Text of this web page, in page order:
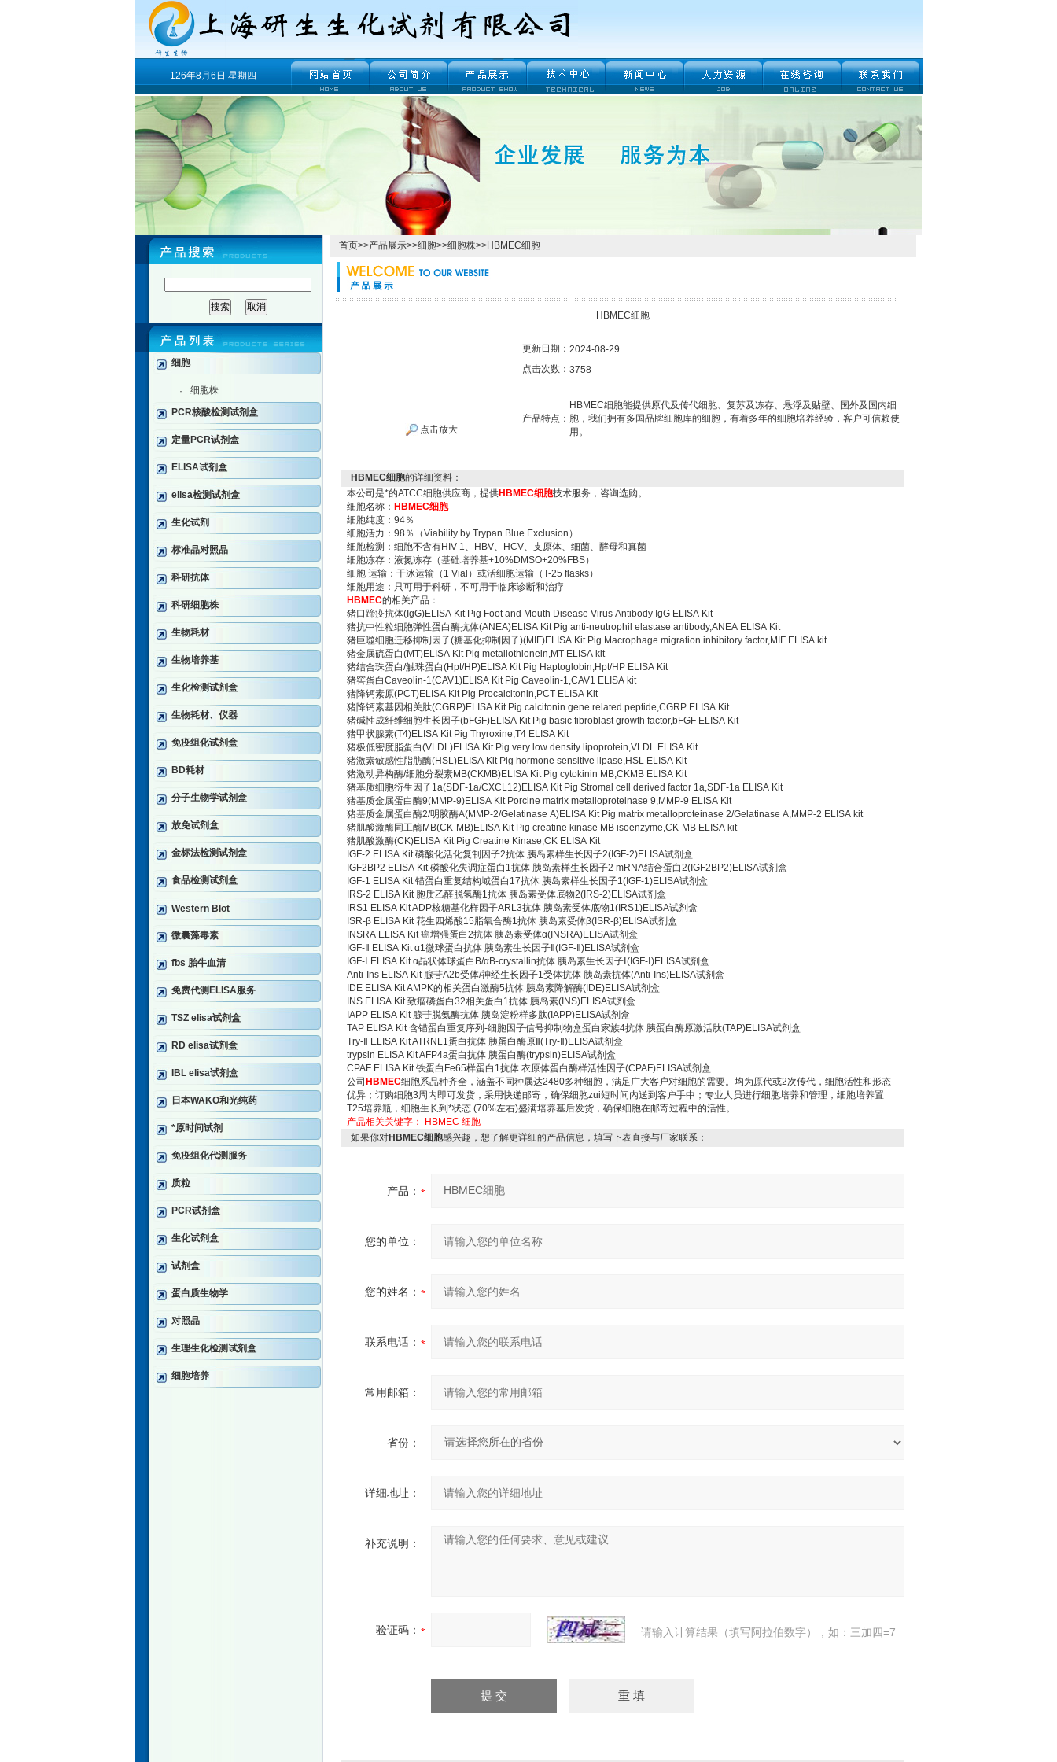
126年8月6日 星期四
细胞
·
细胞株
PCR核酸检测试剂盒
定量PCR试剂盒
ELISA试剂盒
elisa检测试剂盒
生化试剂
标准品对照品
科研抗体
科研细胞株
生物耗材
生物培养基
生化检测试剂盒
生物耗材、仪器
免疫组化试剂盒
BD耗材
分子生物学试剂盒
放免试剂盒
金标法检测试剂盒
食品检测试剂盒
Western Blot
微囊藻毒素
fbs 胎牛血清
免费代测ELISA服务
TSZ elisa试剂盒
RD elisa试剂盒
IBL elisa试剂盒
日本WAKO和光纯药
*原时间试剂
免疫组化代测服务
质粒
PCR试剂盒
生化试剂盒
试剂盒
蛋白质生物学
对照品
生理生化检测试剂盒
细胞培养
首页>>产品展示>>细胞>>细胞株>>HBMEC细胞
HBMEC细胞
点击放大
更新日期： 2024-08-29
点击次数： 3758
产品特点：
HBMEC细胞能提供原代及传代细胞、复苏及冻存、悬浮及贴壁、国外及国内细
胞，我们拥有多国品牌细胞库的细胞，有着多年的细胞培养经验，客户可信赖使
用。
HBMEC细胞的详细资料：
本公司是*的ATCC细胞供应商，提供HBMEC细胞技术服务，咨询选购。
细胞名称： HBMEC细胞
细胞纯度：94％
细胞活力：98％（Viability by Trypan Blue Exclusion）
细胞检测：细胞不含有HIV-1、HBV、HCV、支原体、细菌、酵母和真菌
细胞冻存：液氮冻存（基础培养基+10%DMSO+20%FBS）
细胞 运输：干冰运输（1 Vial）或活细胞运输（T-25 flasks）
细胞用途：只可用于科研，不可用于临床诊断和治疗
HBMEC的相关产品：
猪口蹄疫抗体(IgG)ELISA Kit Pig Foot and Mouth Disease Virus Antibody IgG ELISA Kit
猪抗中性粒细胞弹性蛋白酶抗体(ANEA)ELISA Kit Pig anti-neutrophil elastase antibody,ANEA ELISA Kit
猪巨噬细胞迁移抑制因子(糖基化抑制因子)(MIF)ELISA Kit Pig Macrophage migration inhibitory factor,MIF ELISA kit
猪金属硫蛋白(MT)ELISA Kit Pig metallothionein,MT ELISA kit
猪结合珠蛋白/触珠蛋白(Hpt/HP)ELISA Kit Pig Haptoglobin,Hpt/HP ELISA Kit
猪窖蛋白Caveolin-1(CAV1)ELISA Kit Pig Caveolin-1,CAV1 ELISA kit
猪降钙素原(PCT)ELISA Kit Pig Procalcitonin,PCT ELISA Kit
猪降钙素基因相关肽(CGRP)ELISA Kit Pig calcitonin gene related peptide,CGRP ELISA Kit
猪碱性成纤维细胞生长因子(bFGF)ELISA Kit Pig basic fibroblast growth factor,bFGF ELISA Kit
猪甲状腺素(T4)ELISA Kit Pig Thyroxine,T4 ELISA Kit
猪极低密度脂蛋白(VLDL)ELISA Kit Pig very low density lipoprotein,VLDL ELISA Kit
猪激素敏感性脂肪酶(HSL)ELISA Kit Pig hormone sensitive lipase,HSL ELISA Kit
猪激动异构酶/细胞分裂素MB(CKMB)ELISA Kit Pig cytokinin MB,CKMB ELISA Kit
猪基质细胞衍生因子1a(SDF-1a/CXCL12)ELISA Kit Pig Stromal cell derived factor 1a,SDF-1a ELISA Kit
猪基质金属蛋白酶9(MMP-9)ELISA Kit Porcine matrix metalloproteinase 9,MMP-9 ELISA Kit
猪基质金属蛋白酶2/明胶酶A(MMP-2/Gelatinase A)ELISA Kit Pig matrix metalloproteinase 2/Gelatinase A,MMP-2 ELISA kit
猪肌酸激酶同工酶MB(CK-MB)ELISA Kit Pig creatine kinase MB isoenzyme,CK-MB ELISA kit
猪肌酸激酶(CK)ELISA Kit Pig Creatine Kinase,CK ELISA Kit
IGF-2 ELISA Kit 磷酸化活化复制因子2抗体 胰岛素样生长因子2(IGF-2)ELISA试剂盒
IGF2BP2 ELISA Kit 磷酸化失调症蛋白1抗体 胰岛素样生长因子2 mRNA结合蛋白2(IGF2BP2)ELISA试剂盒
IGF-1 ELISA Kit 锚蛋白重复结构域蛋白17抗体 胰岛素样生长因子1(IGF-1)ELISA试剂盒
IRS-2 ELISA Kit 胞质乙醛脱氢酶1抗体 胰岛素受体底物2(IRS-2)ELISA试剂盒
IRS1 ELISA Kit ADP核糖基化样因子ARL3抗体 胰岛素受体底物1(IRS1)ELISA试剂盒
ISR-β ELISA Kit 花生四烯酸15脂氧合酶1抗体 胰岛素受体β(ISR-β)ELISA试剂盒
INSRA ELISA Kit 癌增强蛋白2抗体 胰岛素受体α(INSRA)ELISA试剂盒
IGF-Ⅱ ELISA Kit α1微球蛋白抗体 胰岛素生长因子Ⅱ(IGF-Ⅱ)ELISA试剂盒
IGF-Ⅰ ELISA Kit α晶状体球蛋白B/αB-crystallin抗体 胰岛素生长因子Ⅰ(IGF-Ⅰ)ELISA试剂盒
Anti-Ins ELISA Kit 腺苷A2b受体/神经生长因子1受体抗体 胰岛素抗体(Anti-Ins)ELISA试剂盒
IDE ELISA Kit AMPK的相关蛋白激酶5抗体 胰岛素降解酶(IDE)ELISA试剂盒
INS ELISA Kit 致瘤磷蛋白32相关蛋白1抗体 胰岛素(INS)ELISA试剂盒
IAPP ELISA Kit 腺苷脱氨酶抗体 胰岛淀粉样多肽(IAPP)ELISA试剂盒
TAP ELISA Kit 含锚蛋白重复序列-细胞因子信号抑制物盒蛋白家族4抗体 胰蛋白酶原激活肽(TAP)ELISA试剂盒
Try-Ⅱ ELISA Kit ATRNL1蛋白抗体 胰蛋白酶原Ⅱ(Try-Ⅱ)ELISA试剂盒
trypsin ELISA Kit AFP4a蛋白抗体 胰蛋白酶(trypsin)ELISA试剂盒
CPAF ELISA Kit 铁蛋白Fe65样蛋白1抗体 衣原体蛋白酶样活性因子(CPAF)ELISA试剂盒
公司 HBMEC细胞系品种齐全，涵盖不同种属达2480多种细胞，满足广大客户对细胞的需要。均为原代或2次传代，细胞活性和形态
优异；订购细胞3周内即可发货，采用快递邮寄，确保细胞zui短时间内送到客户手中；专业人员进行细胞培养和管理，细胞培养置
T25培养瓶，细胞生长到*状态 (70%左右)盛满培养基后发货，确保细胞在邮寄过程中的活性。
产品相关关键字：
HBMEC 细胞
如果你对HBMEC细胞感兴趣，想了解更详细的产品信息，填写下表直接与厂家联系：
产品：
您的单位：
您的姓名：
联系电话：
常用邮箱：
省份：
详细地址：
补充说明：
验证码： 请输入计算结果（填写阿拉伯数字），如：三加四=7